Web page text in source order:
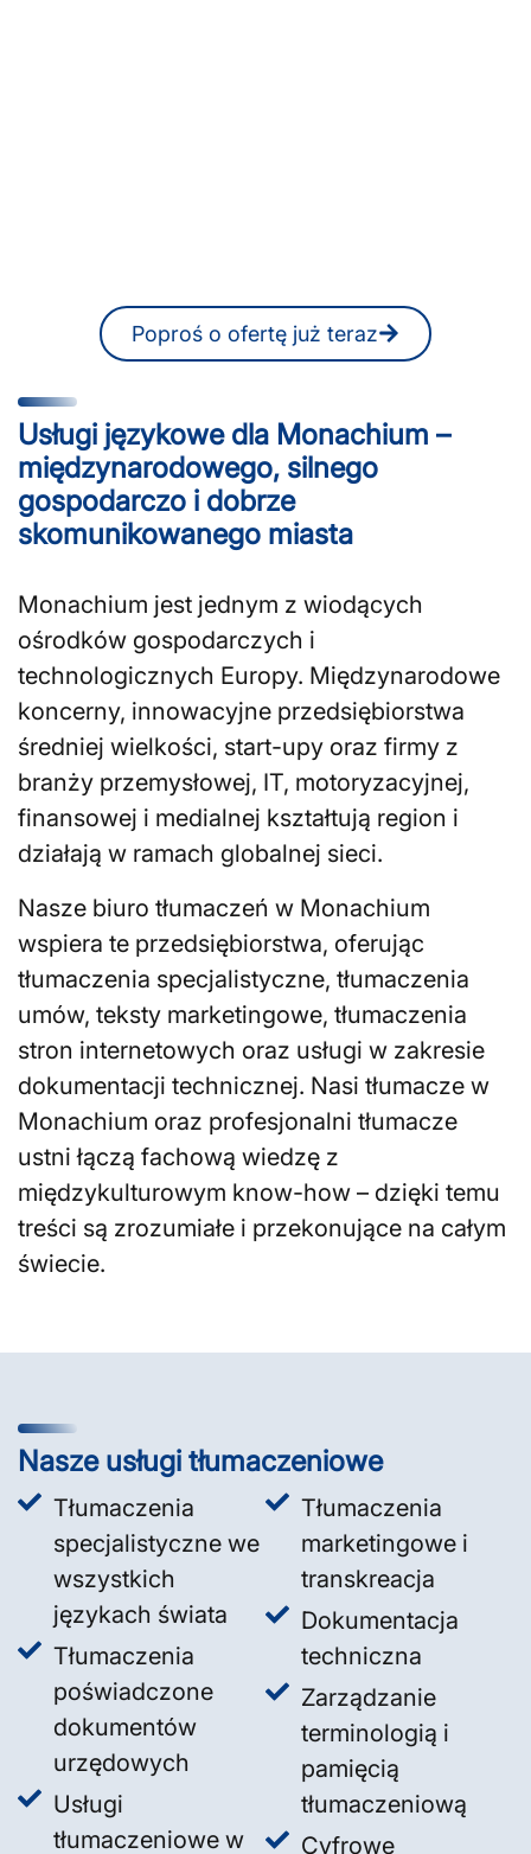
Poproś o ofertę już teraz
Usługi językowe dla Monachium –
międzynarodowego, silnego
gospodarczo i dobrze
skomunikowanego miasta
Monachium jest jednym z wiodących
ośrodków gospodarczych i
technologicznych Europy. Międzynarodowe
koncerny, innowacyjne przedsiębiorstwa
średniej wielkości, start-upy oraz firmy z
branży przemysłowej, IT, motoryzacyjnej,
finansowej i medialnej kształtują region i
działają w ramach globalnej sieci.
Nasze biuro tłumaczeń w Monachium
wspiera te przedsiębiorstwa, oferując
tłumaczenia specjalistyczne, tłumaczenia
umów, teksty marketingowe, tłumaczenia
stron internetowych oraz usługi w zakresie
dokumentacji technicznej. Nasi tłumacze w
Monachium oraz profesjonalni tłumacze
ustni łączą fachową wiedzę z
międzykulturowym know-how – dzięki temu
treści są zrozumiałe i przekonujące na całym
świecie.
Nasze usługi tłumaczeniowe
Tłumaczenia
specjalistyczne we
wszystkich
językach świata
Tłumaczenia
poświadczone
dokumentów
urzędowych
Usługi
tłumaczeniowe w
Tłumaczenia
marketingowe i
transkreacja
Dokumentacja
techniczna
Zarządzanie
terminologią i
pamięcią
tłumaczeniową
Cyfrowe